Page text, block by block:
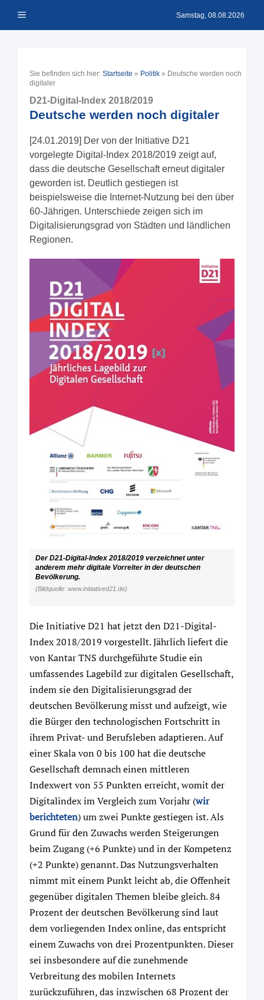
Inhalt Menü Samstag, 08.08.2026
Sie befinden sich hier: Startseite » Politik » Deutsche werden noch
digitaler
D21-Digital-Index 2018/2019
Deutsche werden noch digitaler
[24.01.2019] Der von der Initiative D21
vorgelegte Digital-Index 2018/2019 zeigt auf,
dass die deutsche Gesellschaft erneut digitaler
geworden ist. Deutlich gestiegen ist
beispielsweise die Internet-Nutzung bei den über
60-Jährigen. Unterschiede zeigen sich im
Digitalisierungsgrad von Städten und ländlichen
Regionen.
Der D21-Digital-Index 2018/2019 verzeichnet unter
anderem mehr digitale Vorreiter in der deutschen
Bevölkerung.
(Bildquelle: www.initiatived21.de)
Die Initiative D21 hat jetzt den D21-Digital-
Index 2018/2019 vorgestellt. Jährlich liefert die
von Kantar TNS durchgeführte Studie ein
umfassendes Lagebild zur digitalen Gesellschaft,
indem sie den Digitalisierungsgrad der
deutschen Bevölkerung misst und aufzeigt, wie
die Bürger den technologischen Fortschritt in
ihrem Privat- und Berufsleben adaptieren. Auf
einer Skala von 0 bis 100 hat die deutsche
Gesellschaft demnach einen mittleren
Indexwert von 55 Punkten erreicht, womit der
Digitalindex im Vergleich zum Vorjahr (wir
berichteten) um zwei Punkte gestiegen ist. Als
Grund für den Zuwachs werden Steigerungen
beim Zugang (+6 Punkte) und in der Kompetenz
(+2 Punkte) genannt. Das Nutzungsverhalten
nimmt mit einem Punkt leicht ab, die Offenheit
gegenüber digitalen Themen bleibe gleich. 84
Prozent der deutschen Bevölkerung sind laut
dem vorliegenden Index online, das entspricht
einem Zuwachs von drei Prozentpunkten. Dieser
sei insbesondere auf die zunehmende
Verbreitung des mobilen Internets
zurückzuführen, das inzwischen 68 Prozent der